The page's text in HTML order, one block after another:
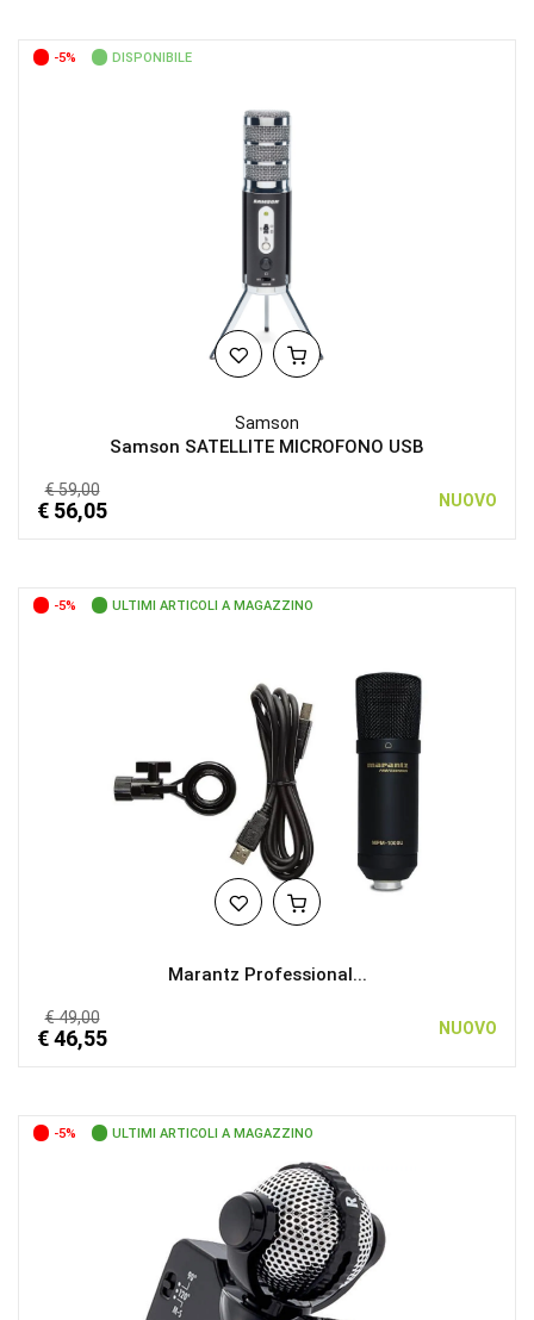
-5% DISPONIBILE
Samson
Samson SATELLITE MICROFONO USB
€ 59,00
€ 56,05 NUOVO
-5% ULTIMI ARTICOLI A MAGAZZINO
Marantz Professional...
€ 49,00
€ 46,55 NUOVO
-5% ULTIMI ARTICOLI A MAGAZZINO